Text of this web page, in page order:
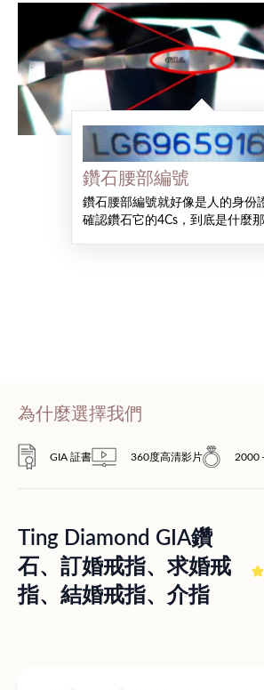
鑽石腰部編號
鑽石腰部編號就好像是人的身份
確認鑽石它的4Cs，到底是什麼那
為什麼選擇我們
GIA 証書 360度高清影片 2000
Ting Diamond GIA鑽
石、訂婚戒指、求婚戒
指、結婚戒指、介指